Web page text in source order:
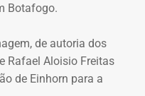
investimento: a
nova gestão,
e pareceres da
que desaconselhavam
Botafogo.
de autoria dos
Rafael Aloisio Freitas
de Einhorn para a